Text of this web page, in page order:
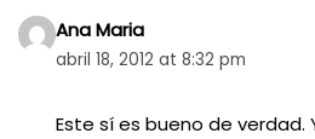
Ana Maria
abril 18, 2012 at 8:32 pm
Este sí es bueno de